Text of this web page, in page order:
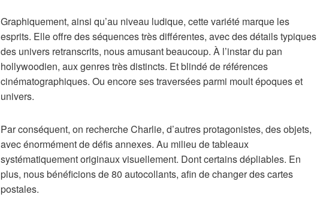
Graphiquement, ainsi qu’au niveau ludique, cette variété marque les
esprits. Elle offre des séquences très différentes, avec des détails typiques
des univers retranscrits, nous amusant beaucoup. À l’instar du pan
hollywoodien, aux genres très distincts. Et blindé de références
cinématographiques. Ou encore ses traversées parmi moult époques et
univers.
Par conséquent, on recherche Charlie, d’autres protagonistes, des objets,
avec énormément de défis annexes. Au milieu de tableaux
systématiquement originaux visuellement. Dont certains dépliables. En
plus, nous bénéficions de 80 autocollants, afin de changer des cartes
postales.